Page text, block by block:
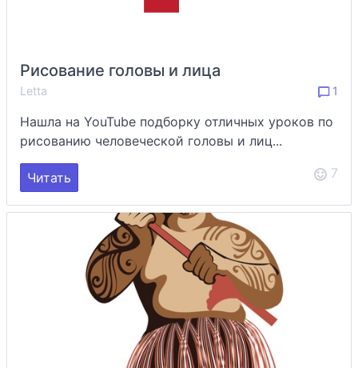
Рисование головы и лица
Letta 1
Нашла на YouTube подборку отличных уроков по
рисованию человеческой головы и лиц...
Читать 7